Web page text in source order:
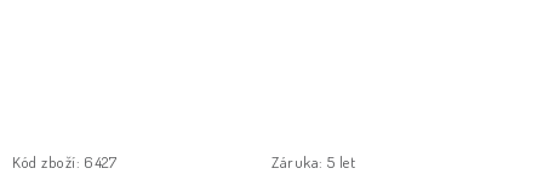
Kód zboží: 6427 Záruka: 5 let